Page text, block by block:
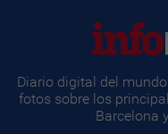
Diario digital del
fotos sobre los
Barcelona